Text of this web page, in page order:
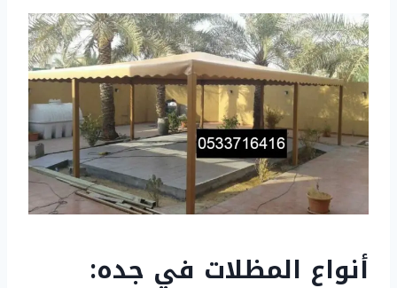
أنواع المظلات في جده: